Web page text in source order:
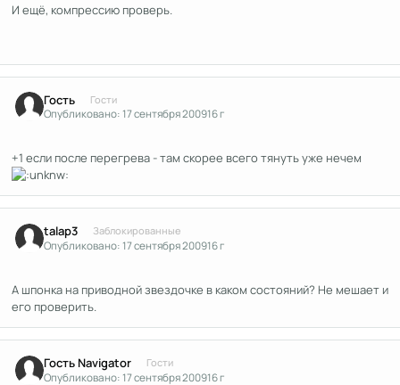
И ещё, компрессию проверь.
Гость Гости
Опубликовано:17 сентября 200916 г
+1 если после перегрева - там скорее всего тянуть уже нечем
talap3 Заблокированные
Опубликовано:17 сентября 200916 г
А шпонка на приводной звездочке в каком состояний? Не мешает и
его проверить.
Гость Navigator Гости
Опубликовано:17 сентября 200916 г